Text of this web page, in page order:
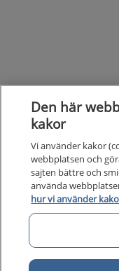
Om 1177 för
Den här
kakor
Vi använder kakor
webbplatsen och
sajten bättre och
använda
hur vi använder